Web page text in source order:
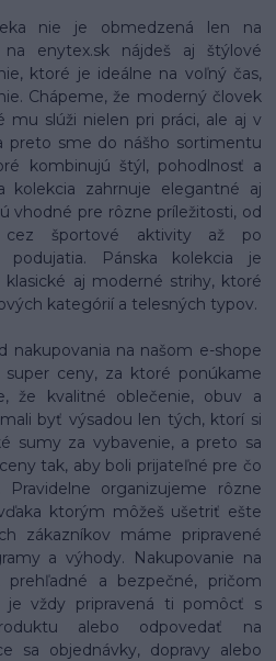
nie je obmedzená len na
enytex.sk nájdeš aj štýlové
ktoré je ideálne na voľný čas,
Chápeme, že moderný človek
mu slúži nielen pri práci, ale aj v
preto sme do nášho sortimentu
kombinujú štýl, pohodlnosť a
kolekcia zahrnuje elegantné aj
vhodné pre rôzne príležitosti, od
cez športové aktivity až po
podujatia. Pánska kolekcia je
aj moderné strihy, ktoré
kategórií a telesných typov.
nakupovania na našom e-shope
ceny, za ktoré ponúkame
že kvalitné oblečenie, obuv a
byť výsadou len tých, ktorí si
sumy za vybavenie, a preto sa
tak, aby boli prijateľné pre čo
Pravidelne organizujeme rôzne
ktorým môžeš ušetriť ešte
zákazníkov máme pripravené
a výhody. Nakupovanie na
prehľadné a bezpečné, pričom
je vždy pripravená ti pomôcť s
alebo odpovedať na
sa objednávky, dopravy alebo